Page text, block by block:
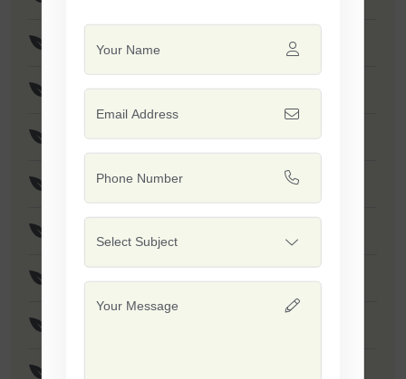
F1 - SSB 807
F1 - Mallika
F1 - Tejas
F1 - Tadka
F1 - Sapna